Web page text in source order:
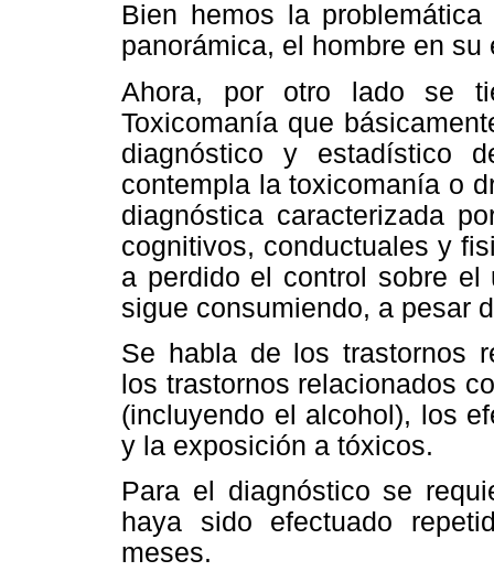
Bien hemos la
panorámica, el hombre en su
Ahora, por otro lado se
Toxicomanía que
diagnóstico y estadístico
contempla la toxicomanía o
diagnóstica caracterizada
cognitivos, conductuales y
a perdido el control sobre
sigue consumiendo, a pesar
Se habla de los trastornos
los trastornos relacionados
(incluyendo el alcohol), los
y la exposición a tóxicos.
Para el diagnóstico se
haya sido efectuado
meses.